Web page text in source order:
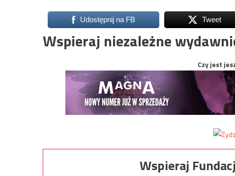
Udostępnij na FB Tweet
Wspieraj niezależne
Czy jest
Wspieraj